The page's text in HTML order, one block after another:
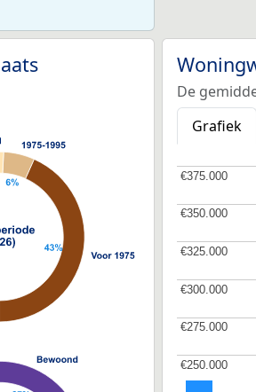
De
Grafiek
€250.000
€250.000
€275.000
€275.000
€300.000
€300.000
€325.000
€325.000
€350.000
€350.000
€375.000
€375.000